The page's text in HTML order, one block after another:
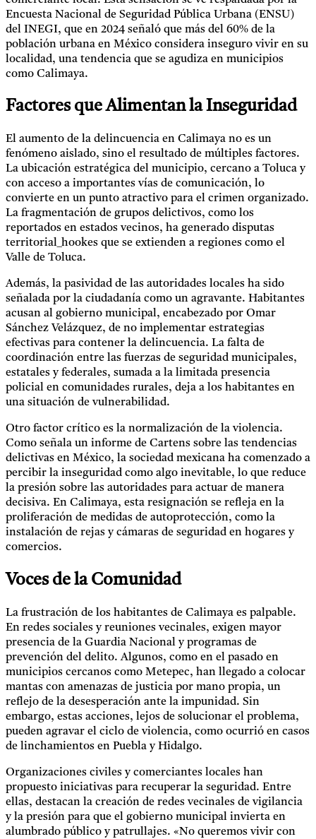
Encuesta Nacional de Seguridad Pública Urbana (ENSU)
del INEGI, que en 2024 señaló que más del 60% de la
población urbana en México considera inseguro vivir en su
localidad, una tendencia que se agudiza en municipios
como Calimaya.
Factores que Alimentan la Inseguridad
El aumento de la delincuencia en Calimaya no es un
fenómeno aislado, sino el resultado de múltiples factores.
La ubicación estratégica del municipio, cercano a Toluca y
con acceso a importantes vías de comunicación, lo
convierte en un punto atractivo para el crimen organizado.
La fragmentación de grupos delictivos, como los
reportados en estados vecinos, ha generado disputas
territorial_hookes que se extienden a regiones como el
Valle de Toluca.
Además, la pasividad de las autoridades locales ha sido
señalada por la ciudadanía como un agravante. Habitantes
acusan al gobierno municipal, encabezado por Omar
Sánchez Velázquez, de no implementar estrategias
efectivas para contener la delincuencia. La falta de
coordinación entre las fuerzas de seguridad municipales,
estatales y federales, sumada a la limitada presencia
policial en comunidades rurales, deja a los habitantes en
una situación de vulnerabilidad.
Otro factor crítico es la normalización de la violencia.
Como señala un informe de Cartens sobre las tendencias
delictivas en México, la sociedad mexicana ha comenzado a
percibir la inseguridad como algo inevitable, lo que reduce
la presión sobre las autoridades para actuar de manera
decisiva. En Calimaya, esta resignación se refleja en la
proliferación de medidas de autoprotección, como la
instalación de rejas y cámaras de seguridad en hogares y
comercios.
Voces de la Comunidad
La frustración de los habitantes de Calimaya es palpable.
En redes sociales y reuniones vecinales, exigen mayor
presencia de la Guardia Nacional y programas de
prevención del delito. Algunos, como en el pasado en
municipios cercanos como Metepec, han llegado a colocar
mantas con amenazas de justicia por mano propia, un
reflejo de la desesperación ante la impunidad. Sin
embargo, estas acciones, lejos de solucionar el problema,
pueden agravar el ciclo de violencia, como ocurrió en casos
de linchamientos en Puebla y Hidalgo.
Organizaciones civiles y comerciantes locales han
propuesto iniciativas para recuperar la seguridad. Entre
ellas, destacan la creación de redes vecinales de vigilancia
y la presión para que el gobierno municipal invierta en
alumbrado público y patrullajes. «No queremos vivir con